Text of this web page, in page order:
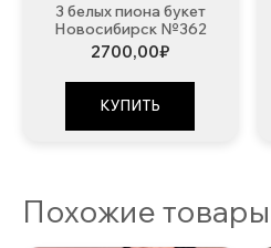
3 белых пиона букет
Новосибирск №362
2700,00₽
КУПИТЬ
Похожие товары